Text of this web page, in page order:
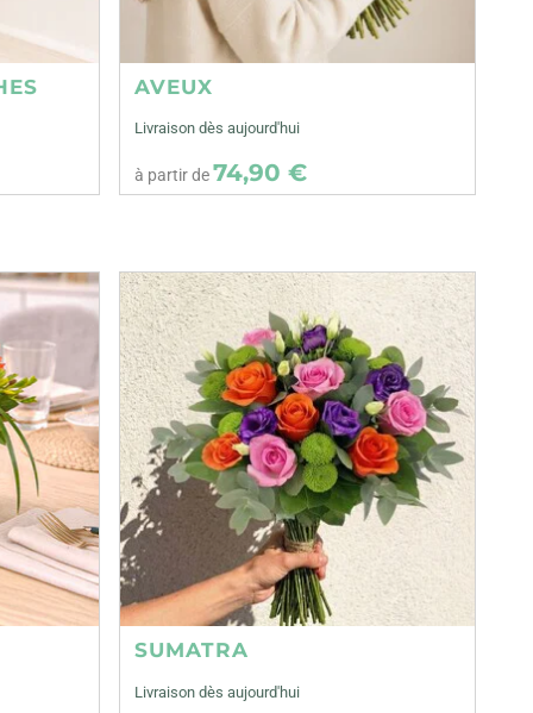
AVEUX
Livraison dès aujourd'hui
à partir de74,90 €
SUMATRA
Livraison dès aujourd'hui